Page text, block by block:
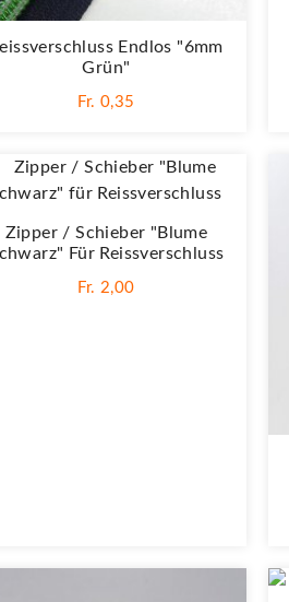
Endlos "6mm
Grün"
Fr. 0,35
Zipper / Schieber "Blume
Für Reissverschluss
Fr. 2,00